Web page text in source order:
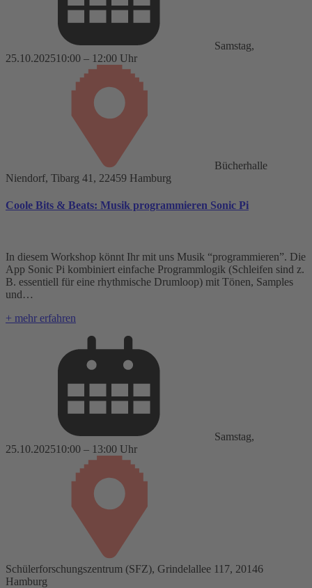
Samstag,
25.10.202510:00 – 12:00 Uhr
Bücherhalle
Niendorf, Tibarg 41, 22459 Hamburg
Coole Bits & Beats: Musik programmieren Sonic Pi
In diesem Workshop könnt Ihr mit uns Musik “programmieren”. Die
App Sonic Pi kombiniert einfache Programmlogik (Schleifen sind z.
B. essentiell für eine rhythmische Drumloop) mit Tönen, Samples
und…
+ mehr erfahren
Samstag,
25.10.202510:00 – 13:00 Uhr
Schülerforschungszentrum (SFZ), Grindelallee 117, 20146
Hamburg